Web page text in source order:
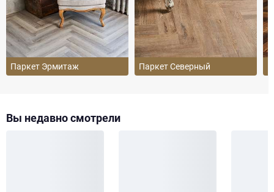
Паркет Эрмитаж Паркет Северный
Вы недавно смотрели